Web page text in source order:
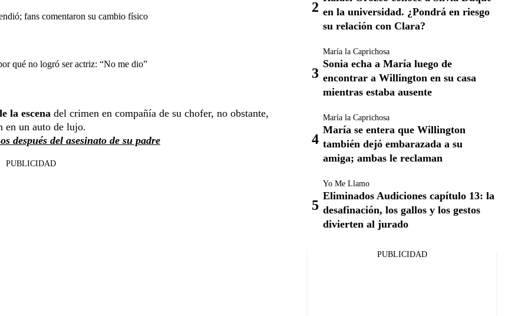
fans comentaron su cambio físico
qué no logró ser actriz: “No me dio”
la escena del crimen en compañía de su chofer, no obstante,
en un auto de lujo.
después del asesinato de su padre
PUBLICIDAD
en la universidad. ¿Pondrá en riesgo
su relación con Clara?
María la Caprichosa
Sonia echa a María luego de
encontrar a Willington en su casa
mientras estaba ausente
María la Caprichosa
María se entera que Willington
también dejó embarazada a su
amiga; ambas le reclaman
Yo Me Llamo
Eliminados Audiciones capítulo 13: la
desafinación, los gallos y los gestos
divierten al jurado
PUBLICIDAD